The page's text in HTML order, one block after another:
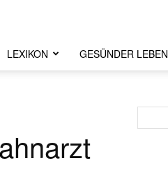
LEXIKON GESÜNDER LEBEN